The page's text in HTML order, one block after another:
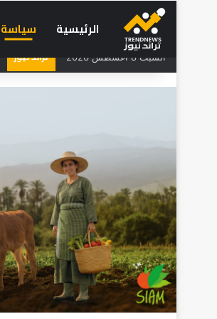
الرئيسية سياسة
السبت 8 أغسطس 2026 تراند نيوز